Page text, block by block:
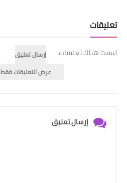
تعليقات
ليست هناك تعليقات
إرسال تعليق
عرض التعليقات فقط
إرسال تعليق